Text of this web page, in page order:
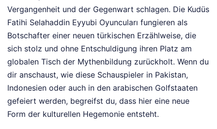
Vergangenheit und der Gegenwart schlagen. Die Kudüs
Fatihi Selahaddin Eyyubi Oyuncuları fungieren als
Botschafter einer neuen türkischen Erzählweise, die
sich stolz und ohne Entschuldigung ihren Platz am
globalen Tisch der Mythenbildung zurückholt. Wenn du
dir anschaust, wie diese Schauspieler in Pakistan,
Indonesien oder auch in den arabischen Golfstaaten
gefeiert werden, begreifst du, dass hier eine neue
Form der kulturellen Hegemonie entsteht.